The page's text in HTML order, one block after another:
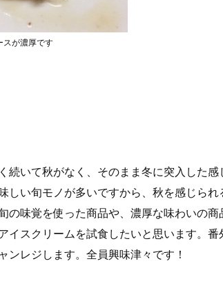
スが濃厚です
続いて秋がなく、そのまま冬に突入した
しい旬モノが多いですから、秋を感じら
の味覚を使った商品や、濃厚な味わいの
イスクリームを試食したいと思います。
ンレジします。全員興味津々です！